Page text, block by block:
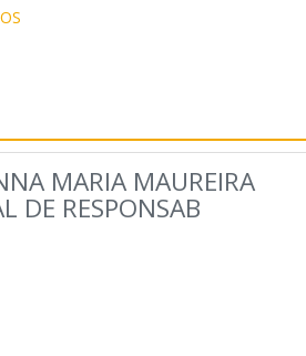
MARIA MAUREIRA
DE RESPONSAB